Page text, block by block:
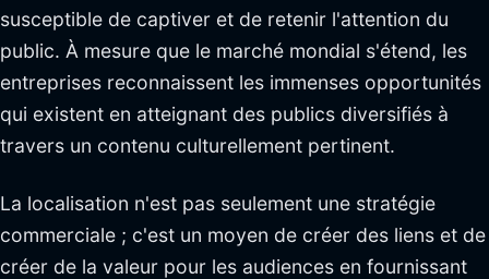
susceptible de captiver et de retenir l'attention du
public. À mesure que le marché mondial s'étend, les
entreprises reconnaissent les immenses opportunités
qui existent en atteignant des publics diversifiés à
travers un contenu culturellement pertinent.
La localisation n'est pas seulement une stratégie
commerciale ; c'est un moyen de créer des liens et de
créer de la valeur pour les audiences en fournissant